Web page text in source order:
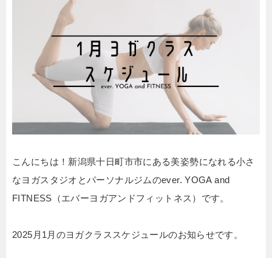
こんにちは！新潟県十日町市市にある美姿勢になれる小さ
なヨガスタジオとパーソナルジムのever. YOGA and
FITNESS（エバーヨガアンドフィットネス）です。
2025月1月のヨガクラススケジュールのお知らせです。